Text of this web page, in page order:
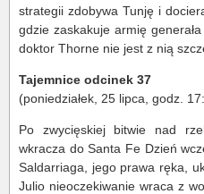
strategii zdobywa Tunję i
gdzie zaskakuje armię
doktor Thorne nie jest z nią
Tajemnice odcinek 37
(poniedziałek, 25 lipca, godz.
Po zwycięskiej bitwie nad
wkracza do Santa Fe Dzień
Saldarriaga, jego prawa ręka,
Julio nieoczekiwanie wraca z